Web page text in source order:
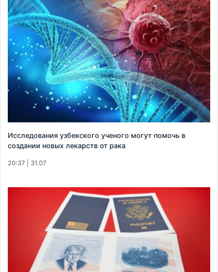
Исследования узбекского ученого могут помочь в
создании новых лекарств от рака
20:37 | 31.07